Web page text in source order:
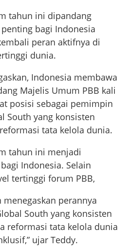
tahun ini dipandang
bagi Indonesia
peran aktifnya di
dunia.
Indonesia membawa
Majelis Umum PBB kali
posisi sebagai pemimpin
South yang konsisten
tata kelola dunia.
tahun ini menjadi
Indonesia. Selain
tertinggi forum PBB,
menegaskan perannya
South yang konsisten
reformasi tata kelola dunia
ujar Teddy.